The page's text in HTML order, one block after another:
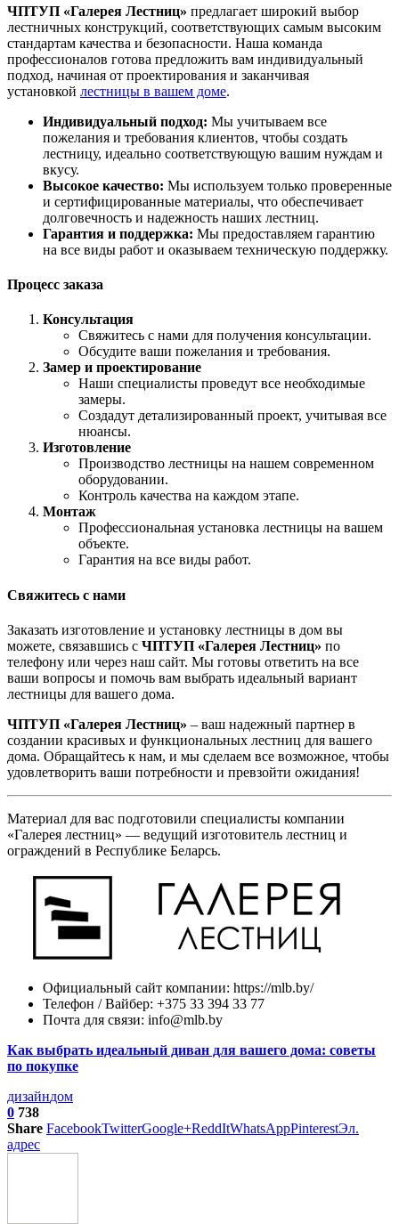
ЧПТУП «Галерея Лестниц» предлагает широкий выбор
лестничных конструкций, соответствующих самым высоким
стандартам качества и безопасности. Наша команда
профессионалов готова предложить вам индивидуальный
подход, начиная от проектирования и заканчивая
установкой лестницы в вашем доме.
Индивидуальный подход: Мы учитываем все
пожелания и требования клиентов, чтобы создать
лестницу, идеально соответствующую вашим нуждам и
вкусу.
Высокое качество: Мы используем только проверенные
и сертифицированные материалы, что обеспечивает
долговечность и надежность наших лестниц.
Гарантия и поддержка: Мы предоставляем гарантию
на все виды работ и оказываем техническую поддержку.
Процесс заказа
Консультация
Свяжитесь с нами для получения консультации.
Обсудите ваши пожелания и требования.
Замер и проектирование
Наши специалисты проведут все необходимые
замеры.
Создадут детализированный проект, учитывая все
нюансы.
Изготовление
Производство лестницы на нашем современном
оборудовании.
Контроль качества на каждом этапе.
Монтаж
Профессиональная установка лестницы на вашем
объекте.
Гарантия на все виды работ.
Свяжитесь с нами
Заказать изготовление и установку лестницы в дом вы
можете, связавшись с ЧПТУП «Галерея Лестниц» по
телефону или через наш сайт. Мы готовы ответить на все
ваши вопросы и помочь вам выбрать идеальный вариант
лестницы для вашего дома.
ЧПТУП «Галерея Лестниц» – ваш надежный партнер в
создании красивых и функциональных лестниц для вашего
дома. Обращайтесь к нам, и мы сделаем все возможное, чтобы
удовлетворить ваши потребности и превзойти ожидания!
Материал для вас подготовили специалисты компании
«Галерея лестниц» — ведущий изготовитель лестниц и
ограждений в Республике Беларсь.
Официальный сайт компании: https://mlb.by/
Телефон / Вайбер: +375 33 394 33 77
Почта для связи: info@mlb.by
Как выбрать идеальный диван для вашего дома: советы
по покупке
дизайндом
0 738
Share FacebookTwitterGoogle+ReddItWhatsAppPinterestЭл.
адрес